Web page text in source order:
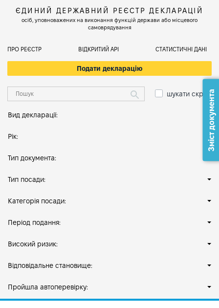
ЄДИНИЙ ДЕРЖАВНИЙ РЕЄСТР ДЕКЛАРАЦІЙ
осіб, уповноважених на виконання функцій держави або місцевого
самоврядування
ПРО РЕЄСТР ВІДКРИТИЙ АРІ СТАТИСТИЧНІ ДАНІ
Подати декларацію
шукати скрізь
Вид декларації:
Рік:
Тип документа:
Тип посади:
Категорія посади:
Період подання:
Високий ризик:
Відповідальне становище:
Пройшла автоперевірку:
Зміст документа